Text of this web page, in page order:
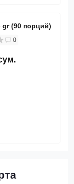
gr (90 порций)
0